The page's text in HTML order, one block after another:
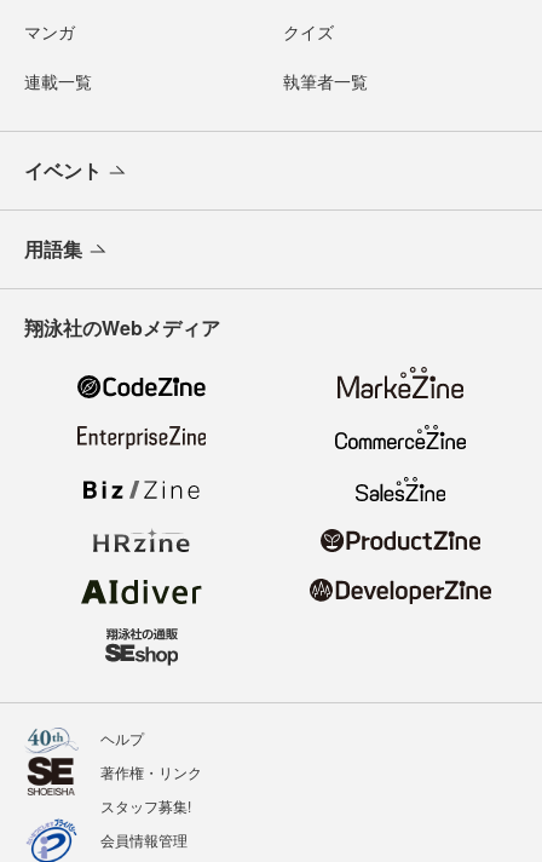
マンガ クイズ
連載一覧 執筆者一覧
イベント
用語集
翔泳社のWebメディア
ヘルプ
著作権・リンク
スタッフ募集!
会員情報管理